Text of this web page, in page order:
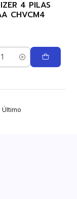
4 PILAS
CHVCM4
Último